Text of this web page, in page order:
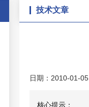
技术文章
日期：2010-01-05
核心提示：